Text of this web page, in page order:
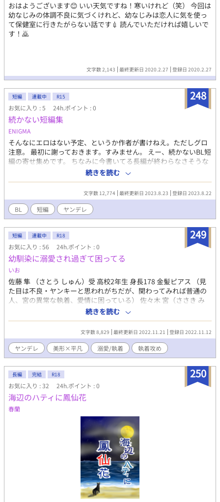
おはようございます😊 いい天気ですね！寒いけれど（笑） 今回は
幼なじみの体調不良に気づくけれど、幼なじみは恋人に気を使っ
て保健室に行きたがらない話です💉 読んでいただければ嬉しいで
す！🙇
文字数 2,143 最終更新日 2020.2.27 登録日 2020.2.27
248
短編 連載中 R15
お気に入り : 5 24h.ポイント : 0
続かない短編集
ENIGMA
そんなにエロはない予定、というか作者が書けねえ。ただしグロ
注意。 最初に謝っておきます。すみません。 えー、続かないBL短
編の寄せ集めです。 ちなみに今書いてる長編が終わらなさそうな
ので、もしかしたらこっちにこっそり加わってるかもしれませ
ん。 優等生×不良カプ狂いですよろしくお願いします。
続きを読む
文字数 12,774 最終更新日 2023.8.23 登録日 2023.8.22
BL 短編 ヤンデレ
249
短編 連載中 R18
お気に入り : 56 24h.ポイント : 0
幼馴染に溺愛され過ぎて困ってる
いお
佐藤 隼 （さとう しゅん）受 高校2年生 身長178 金髪ピアス （見
た目は不良・ヤンキーと思われがちだが、関わってみれば普通の
人、宮の異常な執着、愛情に困っている） 佐々木 宮（ささき み
や）攻 高校2年生 身長188 黒髪ホクロ（右目下） （隼以外どうで
も良く、隼と仲良くする奴、好意をもつ奴全員を敵視している、
意外と計算高く、頭も回る、猫背で身長が若干低く見えるが、隼
よりは普通に高い） 小田 祐希 （おだ ゆうき） 高校2年生 身長180
糸目茶髪マッシュ （隼の友人、運動神経がよく宮の次にモテてい
る、謎に秘めていてよく分からない奴）
続きを読む
文字数 8,829 最終更新日 2022.11.21 登録日 2022.11.12
ヤンデレ 美形×平凡 溺愛/執着 執着攻め
250
長編 完結 R18
お気に入り : 32 24h.ポイント : 0
海辺のハティに鳳仙花
春蘭